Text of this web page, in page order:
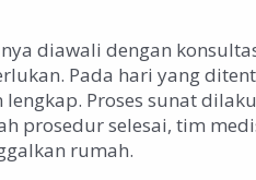
diawali dengan
Pada hari yang
Proses sunat
prosedur selesai, tim
rumah.